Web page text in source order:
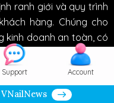
ranh giới và quy trình
hàng. Chúng cho
kinh doanh an toàn, có
lại lợi ích cho chủ,
Support Account